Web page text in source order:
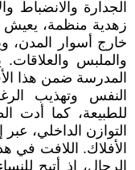
الجدارة والانضباط
زهدية منظمة، يعيش
خارج أسوار المدن،
والملبس والعلاقات.
المدرسة ضمن هذا
النفس وتهذيب
للطبيعة، كما أدت
التوازن الداخلي،
الأفلاك. اللافت في
الرجال، إذ أتيح